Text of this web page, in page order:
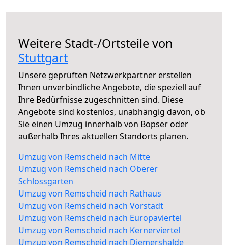
Weitere Stadt-/Ortsteile von
Stuttgart
Unsere geprüften Netzwerkpartner erstellen
Ihnen unverbindliche Angebote, die speziell auf
Ihre Bedürfnisse zugeschnitten sind. Diese
Angebote sind kostenlos, unabhängig davon, ob
Sie einen Umzug innerhalb von Bopser oder
außerhalb Ihres aktuellen Standorts planen.
Umzug von Remscheid nach Mitte
Umzug von Remscheid nach Oberer
Schlossgarten
Umzug von Remscheid nach Rathaus
Umzug von Remscheid nach Vorstadt
Umzug von Remscheid nach Europaviertel
Umzug von Remscheid nach Kernerviertel
Umzug von Remscheid nach Diemershalde